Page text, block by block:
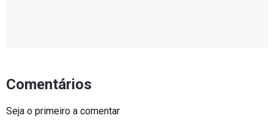
Comentários
Seja o primeiro a comentar